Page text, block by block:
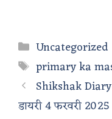
Categories
Uncategorized
Tags
primary ka
Shikshak Diary
डायरी 4 फरवरी 2025